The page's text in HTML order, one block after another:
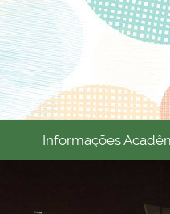
Informações